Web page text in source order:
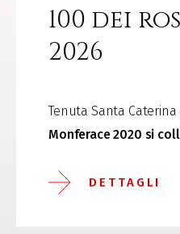
100 dei
2026
Tenuta Santa
Monferace 2020 si
DETTAGLI